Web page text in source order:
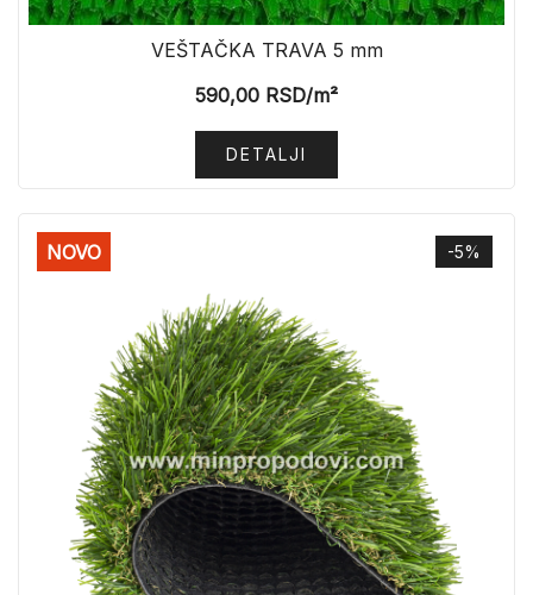
VEŠTAČKA TRAVA 5 mm
590,00 RSD/m²
DETALJI
-5%
NOVO